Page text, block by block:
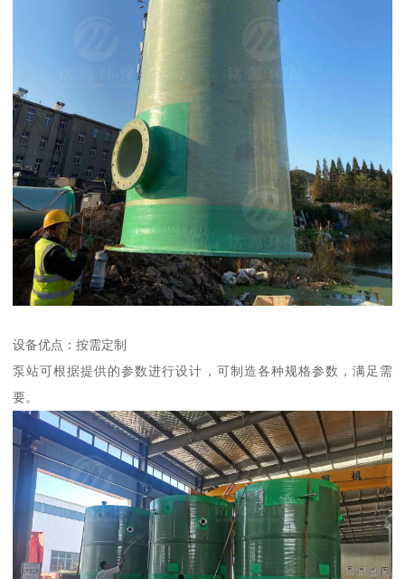
设备优点：按需定制
泵站可根据提供的参数进行设计，可制造各种规格参数，满足需
要。